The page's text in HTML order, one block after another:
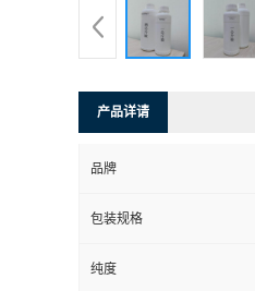
产品详请
品牌
包装规格
纯度